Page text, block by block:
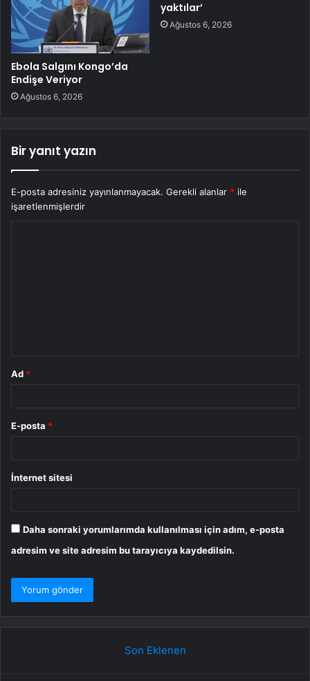
Ebola Salgını Kongo’da
Endişe Veriyor
Ağustos 6, 2026
yaktılar’
Ağustos 6, 2026
Bir yanıt yazın
E-posta adresiniz yayınlanmayacak. Gerekli alanlar * ile
işaretlenmişlerdir
Ad *
E-posta *
İnternet sitesi
Daha sonraki yorumlarımda kullanılması için adım, e-posta
adresim ve site adresim bu tarayıcıya kaydedilsin.
Son Eklenen